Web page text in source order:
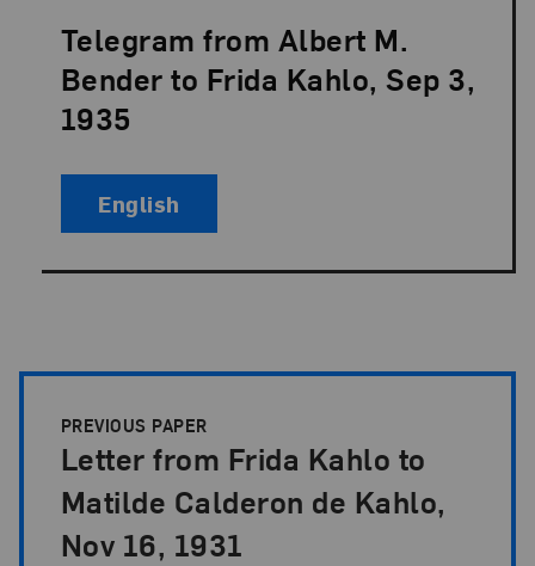
Telegram from Albert M.
Bender to Frida Kahlo, Sep 3,
1935
Language:
English
PREVIOUS PAPER
Letter from Frida Kahlo to
Matilde Calderon de Kahlo,
Nov 16, 1931